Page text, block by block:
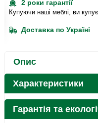
2 роки гарантії
Купуючи наші меблі, ви
Доставка по Україні
Опис
Характеристики
Гарантія та